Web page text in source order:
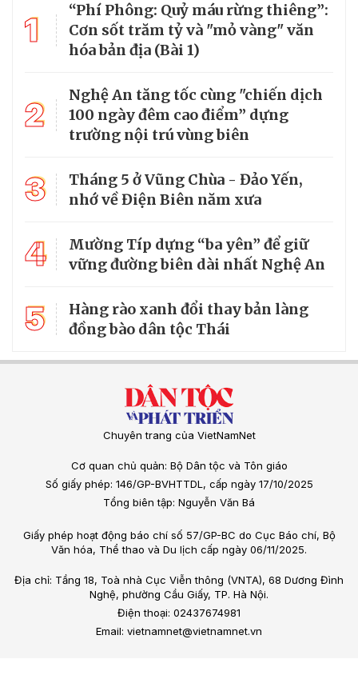
1
“Phí Phông: Quỷ máu rừng thiêng”:
Cơn sốt trăm tỷ và "mỏ vàng" văn
hóa bản địa (Bài 1)
2
Nghệ An tăng tốc cùng "chiến dịch
100 ngày đêm cao điểm” dựng
trường nội trú vùng biên
3
Tháng 5 ở Vũng Chùa - Đảo Yến,
nhớ về Điện Biên năm xưa
4
Mường Típ dựng “ba yên” để giữ
vững đường biên dài nhất Nghệ An
5
Hàng rào xanh đổi thay bản làng
đồng bào dân tộc Thái
Chuyên trang của VietNamNet
Cơ quan chủ quản: Bộ Dân tộc và Tôn giáo
Số giấy phép: 146/GP-BVHTTDL, cấp ngày 17/10/2025
Tổng biên tập: Nguyễn Văn Bá
Giấy phép hoạt động báo chí số 57/GP-BC do Cục Báo chí, Bộ
Văn hóa, Thể thao và Du lịch cấp ngày 06/11/2025.
Địa chỉ: Tầng 18, Toà nhà Cục Viễn thông (VNTA), 68 Dương Đình
Nghệ, phường Cầu Giấy, TP. Hà Nội.
Điện thoại: 02437674981
Email: vietnamnet@vietnamnet.vn